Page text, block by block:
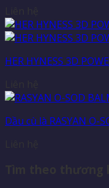
HER HYNESS 3D
Dầu cù là RASYAN O-